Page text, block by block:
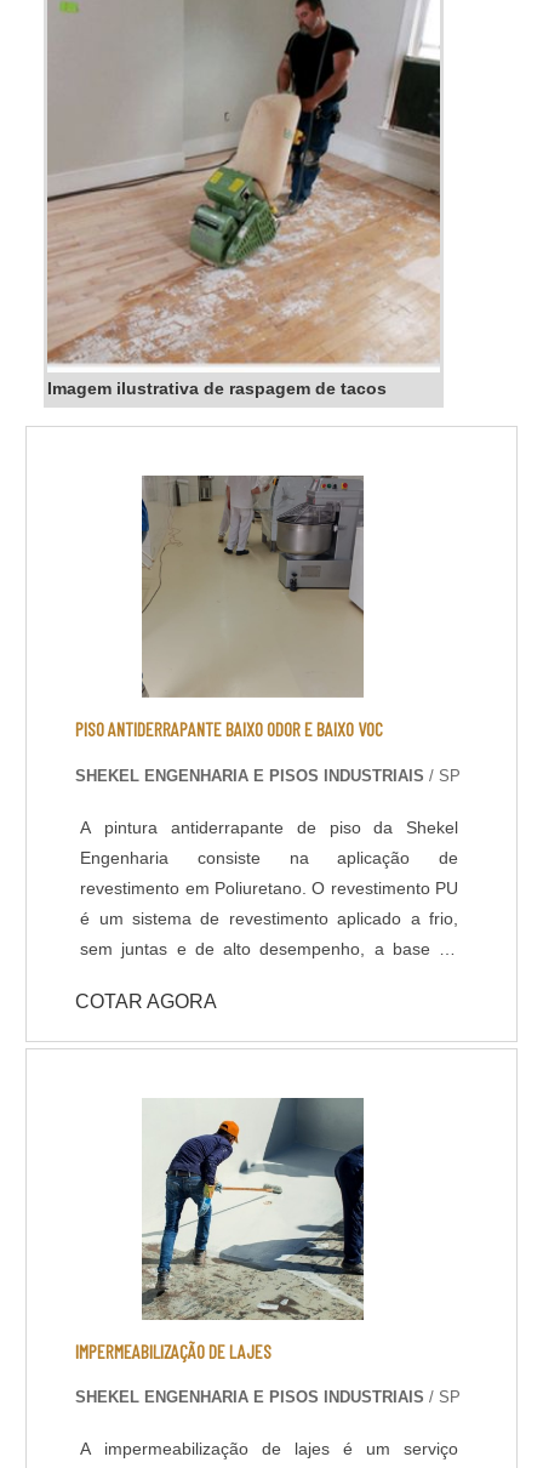
Imagem ilustrativa de raspagem de tacos
PISO ANTIDERRAPANTE BAIXO ODOR E BAIXO VOC
SHEKEL ENGENHARIA E PISOS INDUSTRIAIS / SP
A pintura antiderrapante de piso da Shekel
Engenharia consiste na aplicação de
revestimento em Poliuretano. O revestimento PU
é um sistema de revestimento aplicado a frio,
sem juntas e de alto desempenho, a base de
ambientes que necessitem de elevada
resistência química, térmica e mecânica, com
Com pouco tempo para execução da obra, a
liberação da área é feita 6 horas após a
aplicação do revestimento. DADOS TÉCNICOS: -
Resistência química a ácidos e bases; - Cura
rápida a partir de 8 horas; - Isento de solventes;
- Alta durabilidade e resistência UV. - Alta
resistência mecânica e a choque térmico; -
Resistência à abrasão; - Baixo odor e baixo
VOC; - Acabamento liso e antiderrapante; -
C; - Atende a norma LEED.
COTAR AGORA
IMPERMEABILIZAÇÃO DE LAJES
SHEKEL ENGENHARIA E PISOS INDUSTRIAIS / SP
A impermeabilização de lajes é um serviço